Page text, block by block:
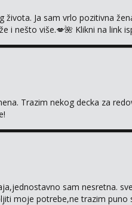
Ja sam vrlo pozitivna
i nešto više.💋🌺 Klikni na link
Trazim nekog decka za
sam nesretna.
moje potrebe,ne trazim puno